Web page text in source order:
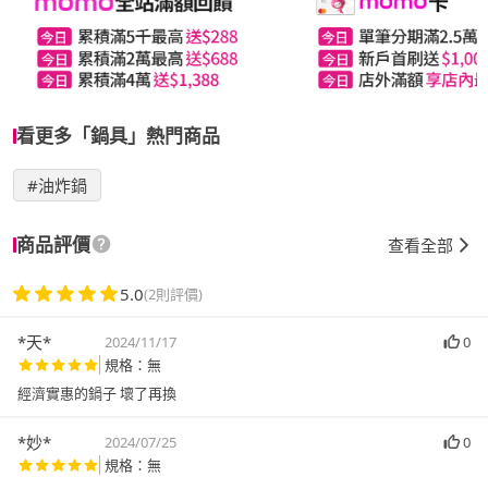
看更多「鍋具」熱門商品
#油炸鍋
商品評價 查看全部
5.0(2則評價)
*天* 2024/11/17
0
規格：無
經濟實惠的鍋子 壞了再換
*妙* 2024/07/25
0
規格：無